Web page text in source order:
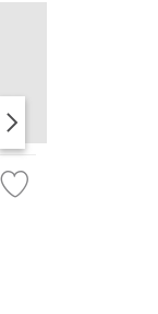
IGGYWOO